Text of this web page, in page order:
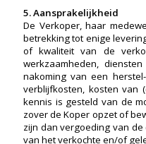
5. Aansprakelijkheid
De Verkoper, haar
betrekking tot enige
of kwaliteit van de
werkzaamheden,
nakoming van een
verblijfkosten, kosten van
kennis is gesteld van de
zover de Koper opzet of
zijn dan vergoeding van
van het verkochte en/of